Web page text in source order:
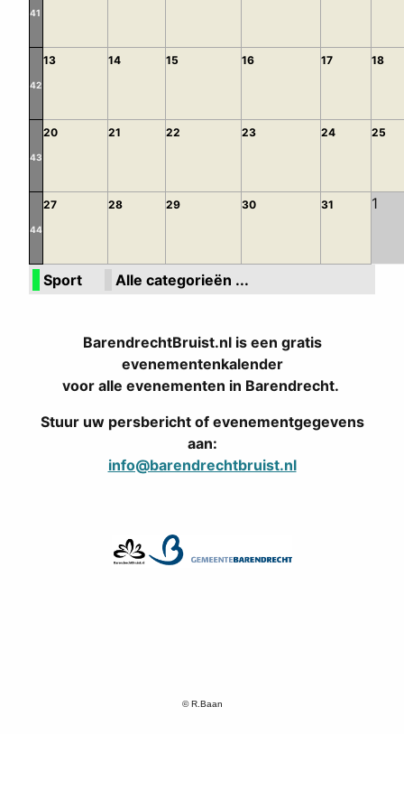
41
42
13 14 15 16 17 18
43
20 21 22 23 24 25
44
27 28 29 30 31 1
Sport Alle categorieën ...
BarendrechtBruist.nl is een gratis
evenementenkalender
voor alle evenementen in Barendrecht.
Stuur uw persbericht of evenementgegevens
aan:
info@barendrechtbruist.nl
© R.Baan